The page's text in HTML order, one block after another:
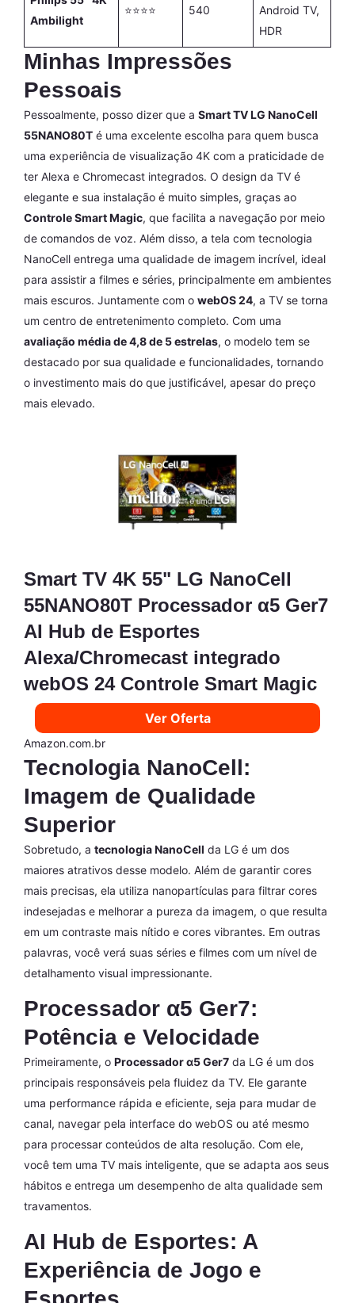
Ambilight
⭐⭐⭐⭐ 540
Android TV,
HDR
Minhas Impressões
Pessoais
Pessoalmente, posso dizer que a Smart TV LG NanoCell
55NANO80T é uma excelente escolha para quem busca
uma experiência de visualização 4K com a praticidade de
ter Alexa e Chromecast integrados. O design da TV é
elegante e sua instalação é muito simples, graças ao
Controle Smart Magic, que facilita a navegação por meio
de comandos de voz. Além disso, a tela com tecnologia
NanoCell entrega uma qualidade de imagem incrível, ideal
para assistir a filmes e séries, principalmente em ambientes
mais escuros. Juntamente com o webOS 24, a TV se torna
um centro de entretenimento completo. Com uma
avaliação média de 4,8 de 5 estrelas, o modelo tem se
destacado por sua qualidade e funcionalidades, tornando
o investimento mais do que justificável, apesar do preço
mais elevado.
Smart TV 4K 55" LG NanoCell
55NANO80T Processador α5 Ger7
AI Hub de Esportes
Alexa/Chromecast integrado
webOS 24 Controle Smart Magic
Ver Oferta
Amazon.com.br
Tecnologia NanoCell:
Imagem de Qualidade
Superior
Sobretudo, a tecnologia NanoCell da LG é um dos
maiores atrativos desse modelo. Além de garantir cores
mais precisas, ela utiliza nanopartículas para filtrar cores
indesejadas e melhorar a pureza da imagem, o que resulta
em um contraste mais nítido e cores vibrantes. Em outras
palavras, você verá suas séries e filmes com um nível de
detalhamento visual impressionante.
Processador α5 Ger7:
Potência e Velocidade
Primeiramente, o Processador α5 Ger7 da LG é um dos
principais responsáveis pela fluidez da TV. Ele garante
uma performance rápida e eficiente, seja para mudar de
canal, navegar pela interface do webOS ou até mesmo
para processar conteúdos de alta resolução. Com ele,
você tem uma TV mais inteligente, que se adapta aos seus
hábitos e entrega um desempenho de alta qualidade sem
travamentos.
AI Hub de Esportes: A
Experiência de Jogo e